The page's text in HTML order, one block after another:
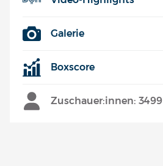
Galerie
Boxscore
Zuschauer:innen: 3499